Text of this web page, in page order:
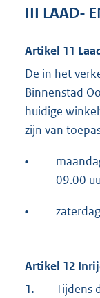
III LAAD-
Artikel 11
De in het
Binnenstad
huidige
zijn van
•
09.00
•
Artikel 12
1.
Tijdens